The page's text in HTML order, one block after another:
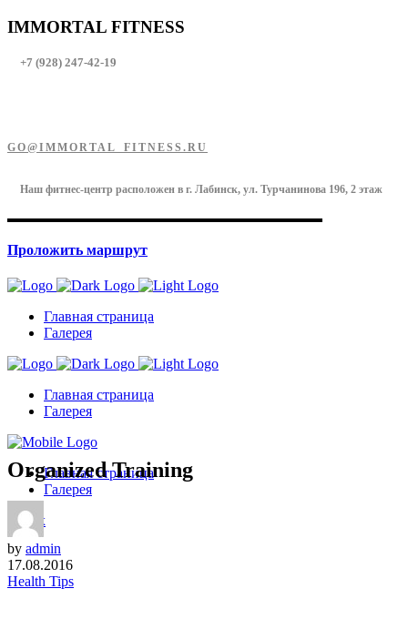
IMMORTAL FITNESS
+7 (928) 247-42-19
GO@IMMORTAL_FITNESS.RU
Наш фитнес-центр расположен в г. Лабинск, ул. Турчанинова 196, 2 этаж
Проложить маршрут
Главная страница
Галерея
Главная страница
Галерея
Главная страница
Галерея
Вверх
Organized Training
by admin
17.08.2016
Health Tips